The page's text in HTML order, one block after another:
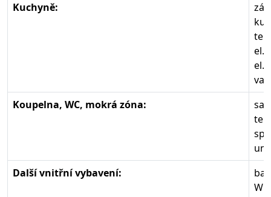
Kuchyně:
el.
el.
Koupelna, WC, mokrá zóna:
Další vnitřní vybavení: